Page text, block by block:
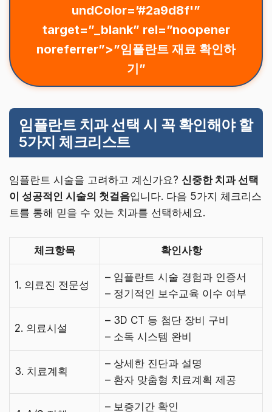
undColor=’#2a9d8f'”
target=”_blank” rel=”noopener
noreferrer”>”임플란트 재료 확인하
기”
임플란트 치과 선택 시 꼭 확인해야 할
5가지 체크리스트
임플란트 시술을 고려하고 계신가요? 신중한 치과 선택
이 성공적인 시술의 첫걸음입니다. 다음 5가지 체크리스
트를 통해 믿을 수 있는 치과를 선택하세요.
체크항목 확인사항
1. 의료진 전문성
– 임플란트 시술 경험과 인증서
– 정기적인 보수교육 이수 여부
2. 의료시설
– 3D CT 등 첨단 장비 구비
– 소독 시스템 완비
3. 치료계획
– 상세한 진단과 설명
– 환자 맞춤형 치료계획 제공
– 보증기간 확인